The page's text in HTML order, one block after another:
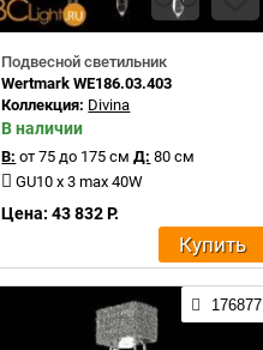
Подвесной светильник
Wertmark WE186.03.403
Коллекция: Divina
В наличии
В: от 75 до 175 см Д: 80 см
GU10 x 3 max 40W
Цена: 43 832 Р.
Купить
176877